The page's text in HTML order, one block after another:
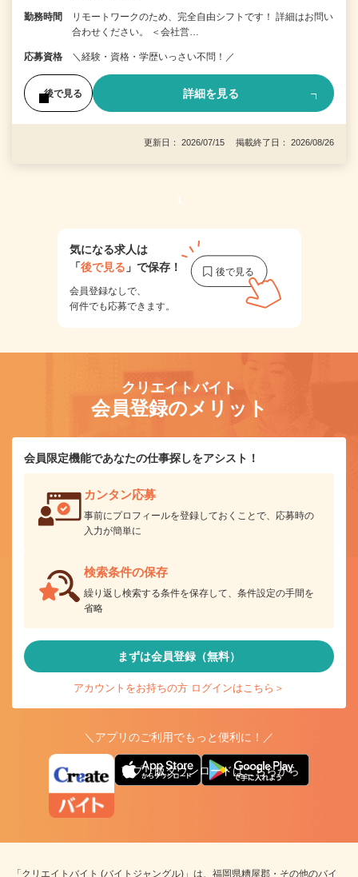
勤務時間
リモートワークのため、完全自由シフトです！ 詳細はお問い
合わせください。 ＜会社営…
応募資格 ＼経験・資格・学歴いっさい不問！／
後で見る 詳細を見る
更新日： 2026/07/15 掲載終了日： 2026/08/26
1
気になる求人は
「後で見る 」で保存！
会員登録なしで、
何件でも応募できます。
クリエイトバイト
会員登録のメリット
会員限定機能であなたの仕事探しをアシスト！
カンタン応募
事前にプロフィールを登録しておくことで、応募時の
入力が簡単に
検索条件の保存
繰り返し検索する条件を保存して、条件設定の手間を
省略
まずは会員登録（無料）
アカウントをお持ちの方 ログインはこちら＞
＼アプリのご利用でもっと便利に！／
アプリ版ダウンロードはこちらから
「クリエイトバイト (バイトジャングル)」は、福岡県糟屋郡・その他のバイ